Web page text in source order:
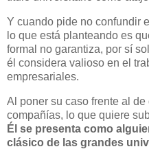
Y cuando pide no confundir
lo que está planteando es
formal no garantiza, por sí
él considera valioso en el
empresariales.
Al poner su caso frente al
compañías, lo que quiere
Él se presenta como
clásico de las grandes